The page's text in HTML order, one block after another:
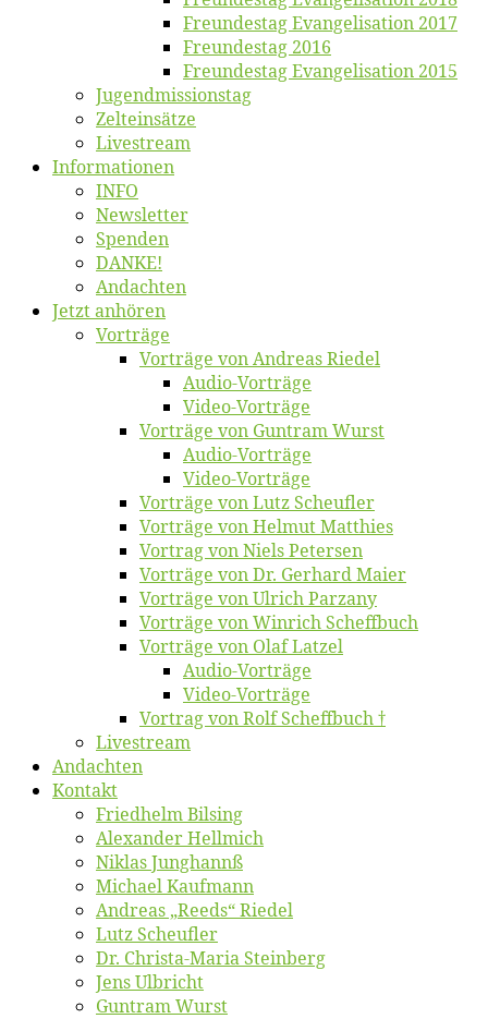
Freun­des­tag Evan­ge­li­sa­ti­on 2017
Freun­des­tag 2016
Freun­des­tag Evan­ge­li­sa­ti­on 2015
Jugend­mis­sions­tag
Zelt­ein­sät­ze
Live­stream
Informatio­nen
INFO
News­let­ter
Spen­den
DANKE!
An­dach­ten
Jetzt an­hö­ren
Vor­trä­ge
Vor­trä­ge von An­dre­as Riedel
Au­dio-Vor­trä­ge
Vi­deo-Vor­trä­ge
Vor­trä­ge von Gun­tram Wurst
Au­dio-Vor­trä­ge
Vi­deo-Vor­trä­ge
Vor­trä­ge von Lutz Scheufler
Vor­trä­ge von Hel­mut Matthies
Vor­trag von Niels Petersen
Vor­trä­ge von Dr. Ger­hard Maier
Vor­trä­ge von Ul­rich Parzany
Vor­trä­ge von Win­rich Scheffbuch
Vor­trä­ge von Olaf Latzel
Au­dio-Vor­trä­ge
Vi­deo-Vor­trä­ge
Vor­trag von Rolf Scheffbuch †
Live­stream
An­dach­ten
Kon­takt
Fried­helm Bilsing
Alex­an­der Hellmich
Ni­klas Junghannß
Mi­cha­el Kaufmann
An­dre­as „Reeds“ Riedel
Lutz Scheuf­ler
Dr. Chris­­ta-Ma­ria Steinberg
Jens Ulb­richt
Gun­tram Wurst